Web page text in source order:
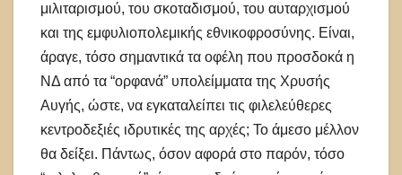
μιλιταρισμού, του σκοταδισμού, του αυταρχισμού
και της εμφυλιοπολεμικής εθνικοφροσύνης. Είναι,
άραγε, τόσο σημαντικά τα οφέλη που προσδοκά η
ΝΔ από τα “ορφανά” υπολείμματα της Χρυσής
Αυγής, ώστε, να εγκαταλείπει τις φιλελεύθερες
κεντροδεξιές ιδρυτικές της αρχές; Το άμεσο μέλλον
θα δείξει. Πάντως, όσον αφορά στο παρόν, τόσο